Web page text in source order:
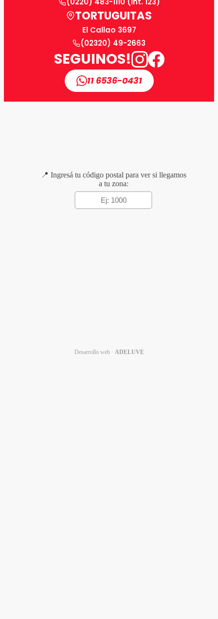
TORTUGUITAS
El Callao 3697
(02320) 49-2663
SEGUINOS!
11 6536-0431
📍 Ingresá tu código postal para ver si llegamos
a tu zona:
Desarrollo web · ADELUVE